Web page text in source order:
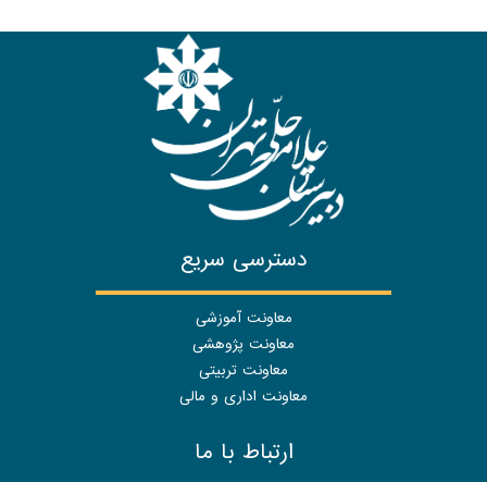
دسترسی سریع
معاونت آموزشی
معاونت پژوهشی
معاونت تربیتی
معاونت اداری و مالی
ارتباط با ما